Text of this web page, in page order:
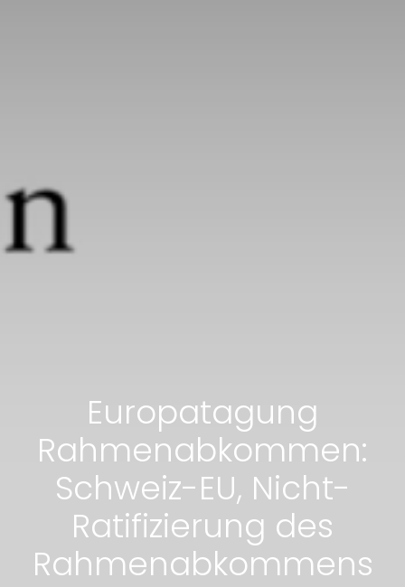
Europatagung
Rahmenabkommen:
Schweiz-EU, Nicht-
Ratifizierung des
Rahmenabkommens